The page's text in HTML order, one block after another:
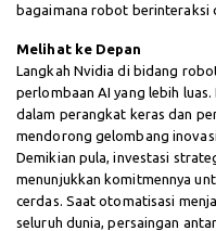
bagaimana robot berinteraksi
Melihat ke Depan
Langkah Nvidia di bidang
perlombaan AI yang lebih
dalam perangkat keras dan
mendorong gelombang
Demikian pula, investasi
menunjukkan komitmennya
cerdas. Saat otomatisasi
seluruh dunia, persaingan